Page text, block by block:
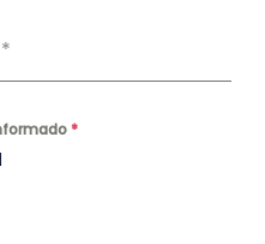
*
*